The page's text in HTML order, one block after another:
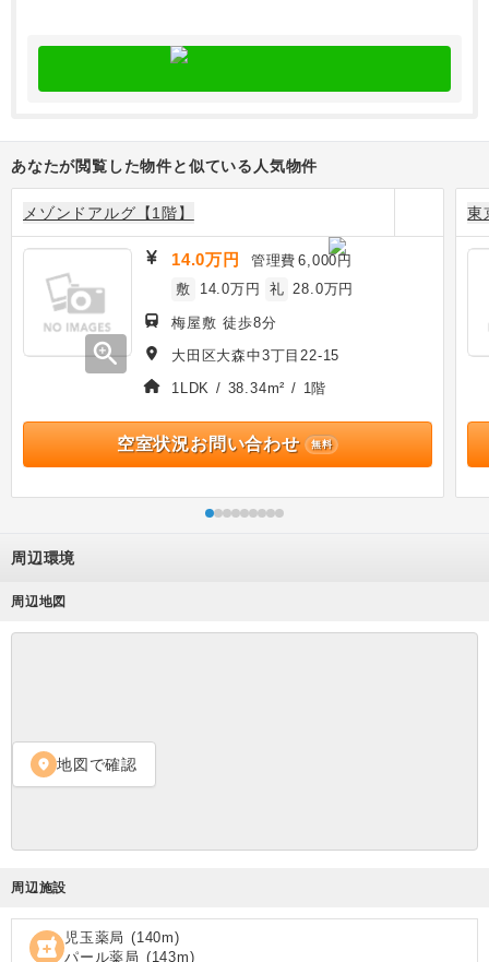
あなたが閲覧した物件と似ている人気物件
メゾンドアルグ【1階】
zoom_in
14.0万円 管理費 6,000円
敷
14.0万円 礼 28.0万円
梅屋敷 徒歩8分
大田区大森中3丁目22-15
1LDK / 38.34m² / 1階
空室状況お問い合わせ 無料
東
周辺環境
周辺地図
location_on 地図で確認
周辺施設
local_pharmacy 児玉薬局 (140m)
パール薬局 (143m)